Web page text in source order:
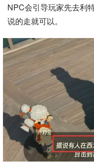
NPC会引导玩家先去利
说的走就可以。